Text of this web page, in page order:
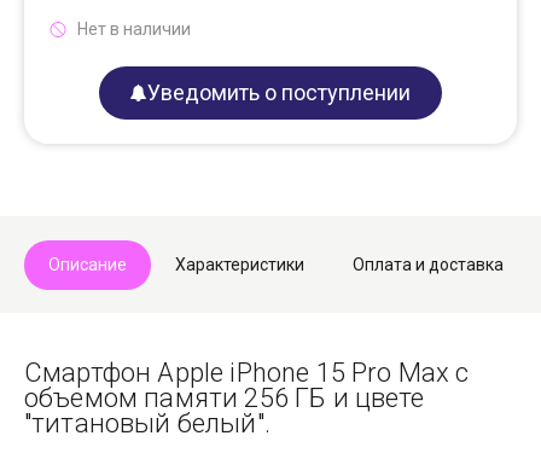
Нет в наличии
Уведомить о поступлении
Описание Характеристики Оплата и доставка
Смартфон Apple iPhone 15 Pro Max с
объемом памяти 256 ГБ и цвете
"титановый белый".